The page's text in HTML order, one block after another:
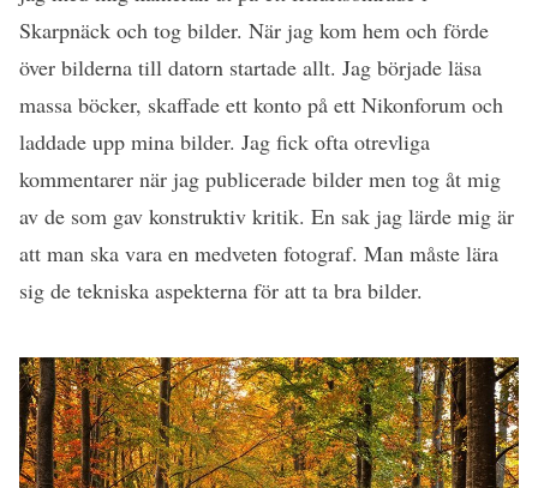
Skarpnäck och tog bilder. När jag kom hem och förde
över bilderna till datorn startade allt. Jag började läsa
massa böcker, skaffade ett konto på ett Nikonforum och
laddade upp mina bilder. Jag fick ofta otrevliga
kommentarer när jag publicerade bilder men tog åt mig
av de som gav konstruktiv kritik. En sak jag lärde mig är
att man ska vara en medveten fotograf. Man måste lära
sig de tekniska aspekterna för att ta bra bilder.